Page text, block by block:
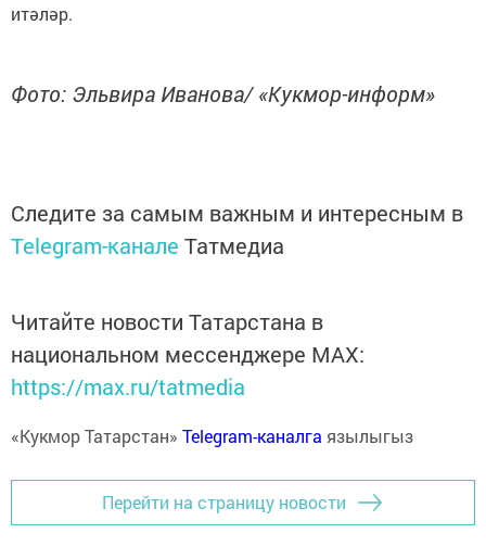
итәләр.
Фото: Эльвира Иванова/ «Кукмор-информ»
Следите за самым важным и интересным в
Telegram-канале Татмедиа
Читайте новости Татарстана в
национальном мессенджере MАХ:
https://max.ru/tatmedia
«Кукмор Татарстан» Telegram-каналга язылыгыз
Перейти на страницу новости